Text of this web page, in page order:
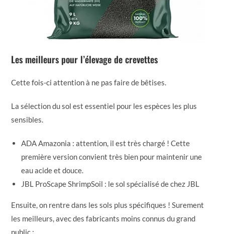
Les meilleurs pour l’élevage de crevettes
Cette fois-ci attention à ne pas faire de bêtises.
La sélection du sol est essentiel pour les espèces les plus
sensibles.
ADA Amazonia : attention, il est très chargé ! Cette
première version convient très bien pour maintenir une
eau acide et douce.
JBL ProScape ShrimpSoil : le sol spécialisé de chez JBL
Ensuite, on rentre dans les sols plus spécifiques ! Surement
les meilleurs, avec des fabricants moins connus du grand
public :